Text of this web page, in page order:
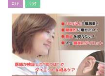
ｴｽﾃ ﾘﾗｸ